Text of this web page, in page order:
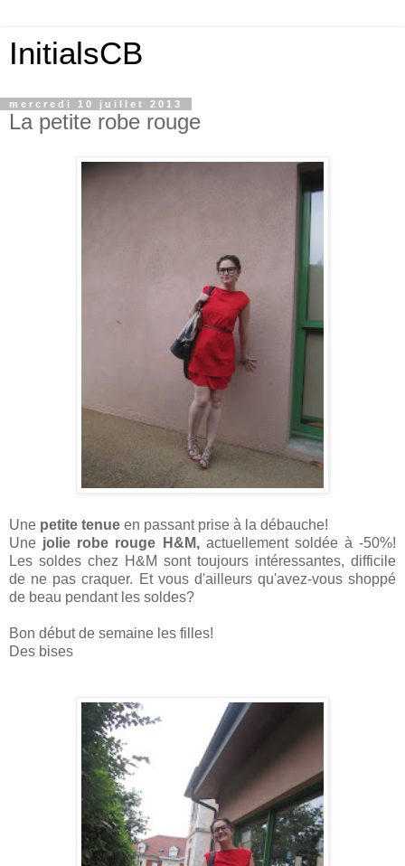
InitialsCB
mercredi 10 juillet 2013
La petite robe rouge
Une petite tenue en passant prise à la débauche!
Une jolie robe rouge H&M,actuellement soldée à -50%!
Les soldes chez H&M sont toujours intéressantes, difficile
de ne pas craquer. Et vous d'ailleurs qu'avez-vous shoppé
de beau pendant les soldes?
Bon début de semaine les filles!
Des bises